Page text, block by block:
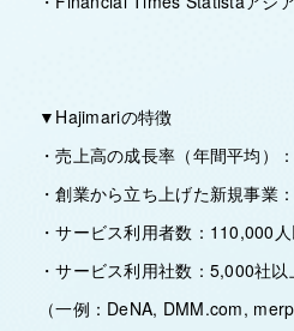
▼Hajimariの特徴
・売上高の成長率（年間平均）
・創業から立ち上げた新規事業
・サービス利用者数：110,000
・サービス利用社数：5,000社以
（一例：DeNA, DMM.com,